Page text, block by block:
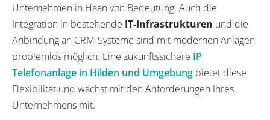
Unternehmen in Haan von Bedeutung. Auch die
Integration in bestehende IT-Infrastrukturen und die
Anbindung an CRM-Systeme sind mit modernen Anlagen
problemlos möglich. Eine zukunftssichere IP
Telefonanlage in Hilden und Umgebung bietet diese
Flexibilität und wächst mit den Anforderungen Ihres
Unternehmens mit.